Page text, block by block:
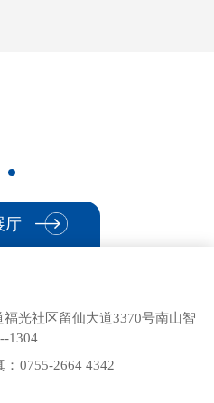
厅
光社区留仙大道3370号南山智
1304
0755-2664 4342